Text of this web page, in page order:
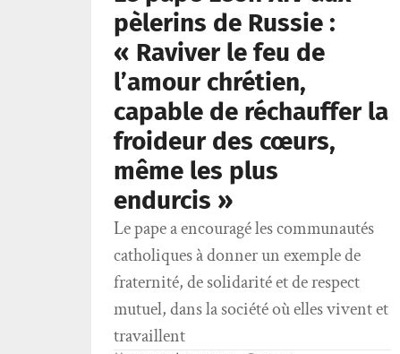
pèlerins de Russie :
« Raviver le feu de
l’amour chrétien,
capable de réchauffer la
froideur des cœurs,
même les plus
endurcis »
Le pape a encouragé les communautés
catholiques à donner un exemple de
fraternité, de solidarité et de respect
mutuel, dans la société où elles vivent et
travaillent